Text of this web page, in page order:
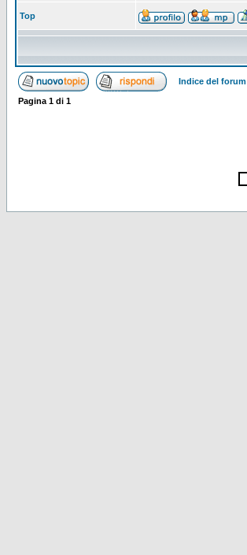
Top
Indice del forum
Pagina 1 di 1